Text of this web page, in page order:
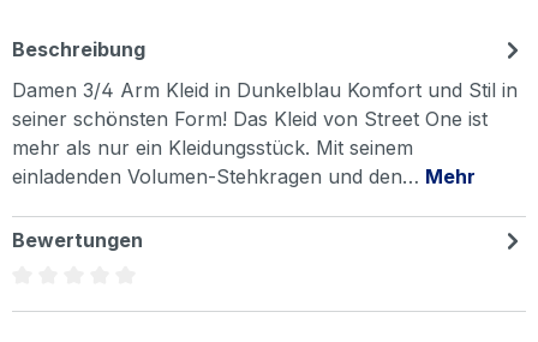
Beschreibung
Damen 3/4 Arm Kleid in Dunkelblau Komfort und Stil in
seiner schönsten Form! Das Kleid von Street One ist
mehr als nur ein Kleidungsstück. Mit seinem
einladenden Volumen-Stehkragen und den… Mehr
Bewertungen